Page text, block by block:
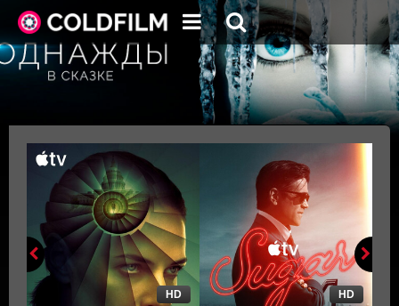
HD HD